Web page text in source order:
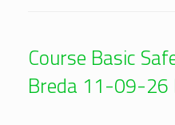
Course Basic
Breda 11-09-26